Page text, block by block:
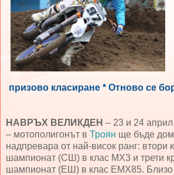
призово класиране * Отново се
НАВРЪХ ВЕЛИКДЕН – 23 и 24
– мотополигонът в Троян ще бъде
надпревара от най-висок ранг: втори
шампионат (СШ) в клас МХ3 и трети
шампионат (ЕШ) в клас ЕМХ85. Близо